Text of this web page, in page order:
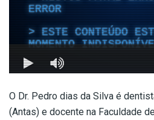
O Dr. Pedro dias da Silva é
(Antas) e docente na Faculdade